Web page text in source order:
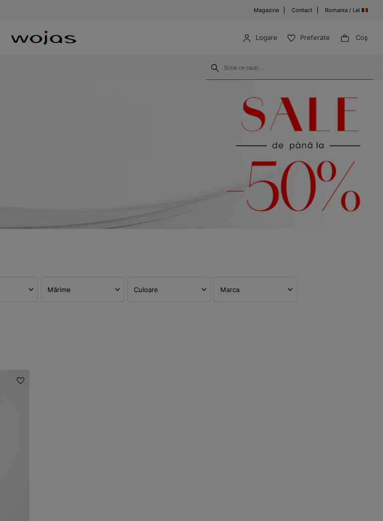
Magazine Contact Romania / Lei
Logare Preferate Coş
Mărime Culoare Marca